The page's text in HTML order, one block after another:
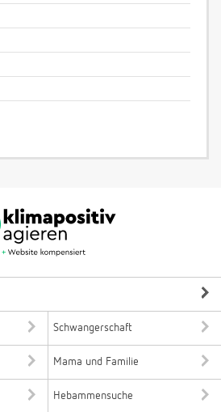
Schwangerschaft
Mama und Familie
Hebammensuche